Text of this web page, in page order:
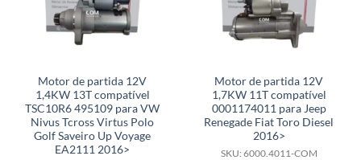
Motor de partida 12V
1,4KW 13T compatível
TSC10R6 495109 para VW
Nivus Tcross Virtus Polo
Golf Saveiro Up Voyage
EA2111 2016>
Motor de partida 12V
1,7KW 11T compatível
0001174011 para Jeep
Renegade Fiat Toro Diesel
2016>
SKU: 6000.4011-COM